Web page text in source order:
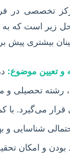
تخصصی در
زیر است که به
بیشتری پیش
و تعیین موضوع:
رشته تحصیلی
قرار می‌گیرد.
شناسایی و
بودن و امکان